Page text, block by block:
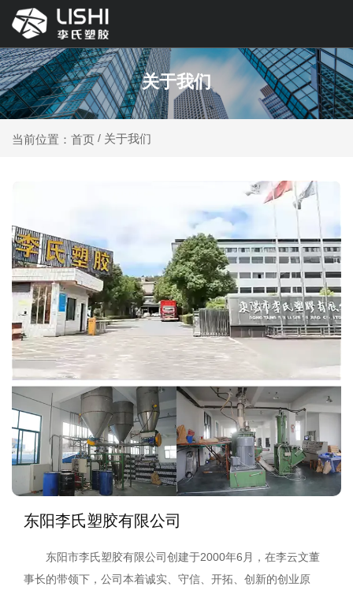
关于我们
当前位置：首页 / 关于我们
东阳李氏塑胶有限公司
东阳市李氏塑胶有限公司创建于2000年6月，在李云文董
事长的带领下，公司本着诚实、守信、开拓、创新的创业原